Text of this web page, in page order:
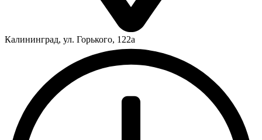
Калининград, ул. Горького, 122а